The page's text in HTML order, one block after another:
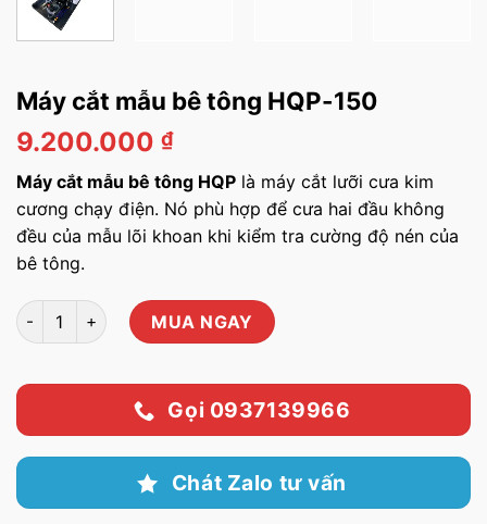
Máy cắt mẫu bê tông HQP-150
9.200.000 ₫
Máy cắt mẫu bê tông HQP là máy cắt lưỡi cưa kim
cương chạy điện. Nó phù hợp để cưa hai đầu không
đều của mẫu lõi khoan khi kiểm tra cường độ nén của
bê tông.
Máy cắt mẫu bê tông HQP-150 số lượng
MUA NGAY
Gọi 0937139966
Chát Zalo tư vấn